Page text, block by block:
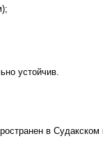
устойчив.
в